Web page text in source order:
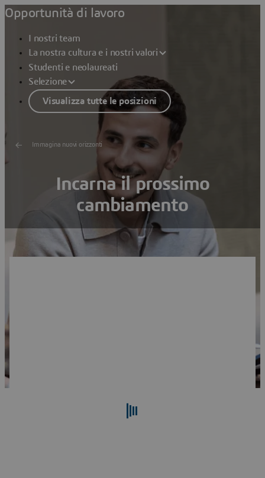
Opportunità di lavoro
I nostri team
La nostra cultura e i nostri valori
Studenti e neolaureati
Selezione
Visualizza tutte le posizioni
Immagina nuovi orizzonti
Incarna il prossimo
cambiamento